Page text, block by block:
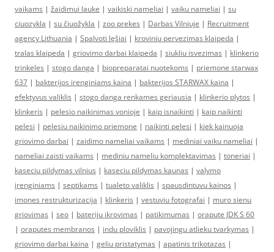
vaikams | žaidimui lauke | vaikiski nameliai | vaiku nameliai | su
ciuozykla | su čiuožykla | zoo prekes | Darbas Vilniuje | Recruitment
agency Lithuania | Spalvoti lęšiai | kroviniu pervezimas klaipeda |
tralas klaipeda | griovimo darbai klaipeda | siukliu isvezimas | klinkerio
trinkeles | stogo danga | biopreparatai nuotekoms | priemone starwax
637 | bakterijos irenginiams kaina | bakterijos STARWAX kaina |
efektyvus valiklis | stogo danga renkames geriausia | klinkerio plytos |
klinkeris | pelesio naikinimas vonioje | kaip isnaikinti | kaip naikinti
pelesi | pelesiu naikinimo priemone | naikinti pelesi | kiek kainuoja
griovimo darbai | zaidimo nameliai vaikams | mediniai vaiku nameliai |
nameliai zaisti vaikams | mediniu nameliu komplektavimas | toneriai |
kaseciu pildymas vilnius | kaseciu pildymas kaunas | valymo
įrenginiams | septikams | tualeto valiklis | spausdintuvu kainos |
imones restrukturizacija | klinkeris | vestuviu fotografai | muro sienu
griovimas | seo | bateriju ikrovimas | patikimumas | orapute JDK S 60
| oraputes membranos | indu ploviklis | pavojingu atlieku tvarkymas |
griovimo darbai kaina | geliu pristatymas | apatinis trikotazas |